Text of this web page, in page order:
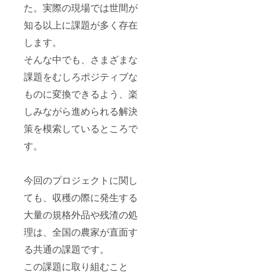
た。実際の現場では世間が
知る以上に課題が多く存在
します。
そんな中でも、さまざまな
課題をむしろポジティブな
ものに変換できるよう、楽
しみながら進められる解決
策を模索しているところで
す。
今回のプロジェクトに関し
ても、収穫の際に発生する
大量の規格外品や残渣の処
理は、全国の農家が直面す
る共通の課題です。
この課題に取り組むこと